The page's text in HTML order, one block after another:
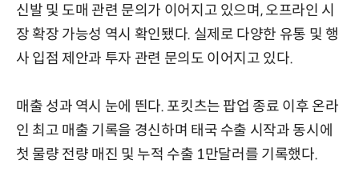
신발 및 도매 관련 문의가 이어지고 있으며, 오프라인 시
장 확장 가능성 역시 확인됐다. 실제로 다양한 유통 및 행
사 입점 제안과 투자 관련 문의도 이어지고 있다.
매출 성과 역시 눈에 띈다. 포킷츠는 팝업 종료 이후 온라
인 최고 매출 기록을 경신하며 태국 수출 시작과 동시에
첫 물량 전량 매진 및 누적 수출 1만달러를 기록했다.